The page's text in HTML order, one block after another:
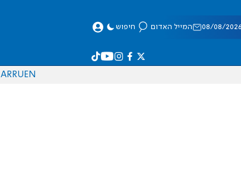
המייל האדום חיפוש
EN
RU
AR